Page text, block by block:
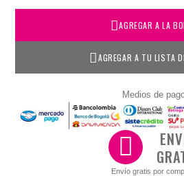
AGREGAR A LA
AGREGAR A TU LISTA
Medios de
Envío gratis por